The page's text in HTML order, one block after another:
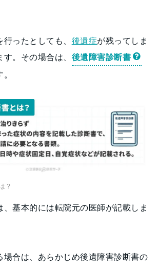
ったとしても、 後遺症が残ってしま
。その場合は、 後遺障害診断書
？
、基本的には転院元の医師が記載しま
場合は、あらかじめ後遺障害診断書の